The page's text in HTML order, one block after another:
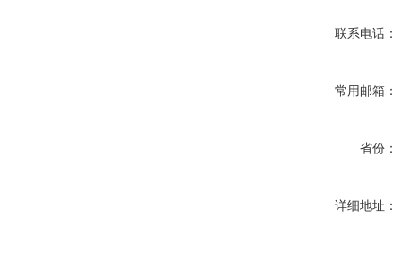
联系电话：
常用邮箱：
省份：
详细地址：